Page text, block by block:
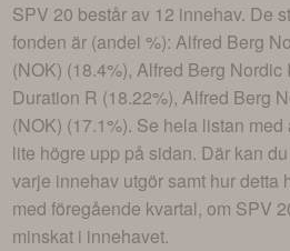
SPV 20 består av 12 innehav. De
fonden är (andel %):Alfred Berg
(NOK) (18.4%), Alfred Berg
Duration R (18.22%), Alfred Berg
(NOK) (17.1%). Se hela listan
lite högre upp på sidan. Där kan
varje innehav utgör samt hur detta
med föregående kvartal, om SPV
minskat i innehavet.